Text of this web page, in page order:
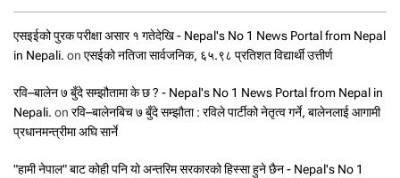
एसइईको पुरक परीक्षा असार १ गतेदेखि - Nepal's No 1 News Portal from Nepal
in Nepali. on एसईको नतिजा सार्वजनिक, ६५.९८ प्रतिशत विद्यार्थी उत्तीर्ण
रवि–बालेन ७ बुँदे सम्झौतामा के छ ? - Nepal's No 1 News Portal from Nepal in
Nepali. on रवि–बालेनबिच ७ बुँदे सम्झौता : रविले पार्टीको नेतृत्व गर्ने, बालेनलाई आगामी
प्रधानमन्त्रीमा अघि सार्ने
"हामी नेपाल" बाट कोही पनि यो अन्तरिम सरकारको हिस्सा हुने छैन - Nepal's No 1